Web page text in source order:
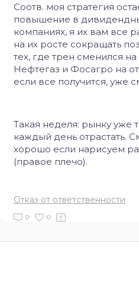
Соотв. моя стратегия
повышение в
компаниях, я их вам все
на их росте сокращать
тех, где трен сменился
Нефтегаз и Фосагро на
если все получится, уже
Такая неделя: рынку уже
каждый день отрастать.
хорошо если нарисуем
(правое плечо).
Отказ от ответственности
0 0